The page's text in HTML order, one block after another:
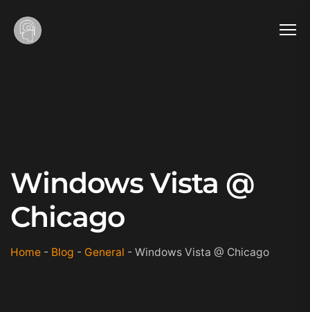
Windows Vista @
Chicago
Home - Blog - General - Windows Vista @ Chicago